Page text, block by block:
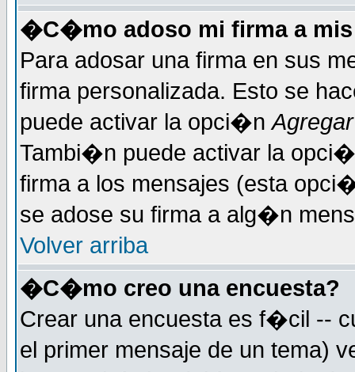
�C�mo adoso mi firma a mis
Para adosar una firma en sus
firma personalizada. Esto se
puede activar la opci�n
Tambi�n puede activar la
firma a los mensajes (esta
se adose su firma a alg�n
Volver arriba
�C�mo creo una encuesta?
Crear una encuesta es f�cil --
el primer mensaje de un